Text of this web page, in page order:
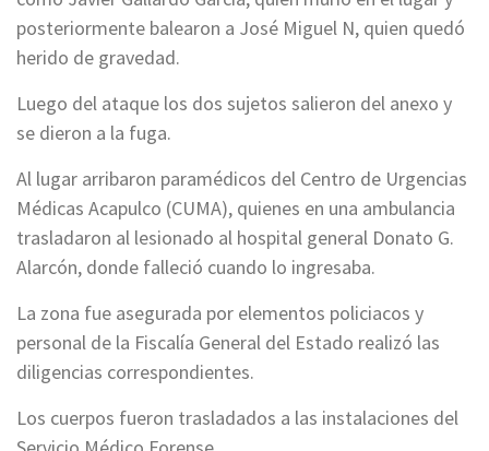
posteriormente balearon a José Miguel N, quien quedó
herido de gravedad.
Luego del ataque los dos sujetos salieron del anexo y
se dieron a la fuga.
Al lugar arribaron paramédicos del Centro de Urgencias
Médicas Acapulco (CUMA), quienes en una ambulancia
trasladaron al lesionado al hospital general Donato G.
Alarcón, donde falleció cuando lo ingresaba.
La zona fue asegurada por elementos policiacos y
personal de la Fiscalía General del Estado realizó las
diligencias correspondientes.
Los cuerpos fueron trasladados a las instalaciones del